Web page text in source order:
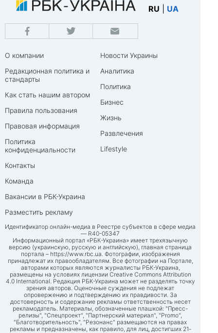
RU UA
О компании
Редакционная политика и
стандарты
Как стать нашим автором
Правила пользования
Правовая информация
Политика
конфиденциальности
Контакты
Команда
Вакансии в РБК-Украина
Разместить рекламу
Новости Украины
Аналитика
Политика
Бизнес
Жизнь
Развлечения
Lifestyle
Идентификатор онлайн-медиа в Реестре субъектов в сфере медиа
— R40-05347
Информационный портал «РБК-Украина» имеет трехязычную
версию (украинскую, русскую и английскую), главная страница
портала – https://www.rbc.ua. Фотографии, изображения
принадлежат их правообладателям. Все фотографии на Портале,
авторами которых являются журналисты РБК-Украина,
размещены на условиях лицензии Creative Commons Attribution
4.0 International. Редакция РБК-Украина может не разделять точку
зрения авторов. Оценочные суждения не подлежат
опровержению и подтверждению их правдивости. За
достоверность и содержание рекламы ответственность несет
рекламодатель. Материалы, обозначенные плашкой: "Пресс-
релизы", "Спецпроект", "Партнерский материал", "Promo",
"Благотворительность", "Резонанс" размещаются на правах
рекламы и предназначены, как правило, для лиц, достигших 21-